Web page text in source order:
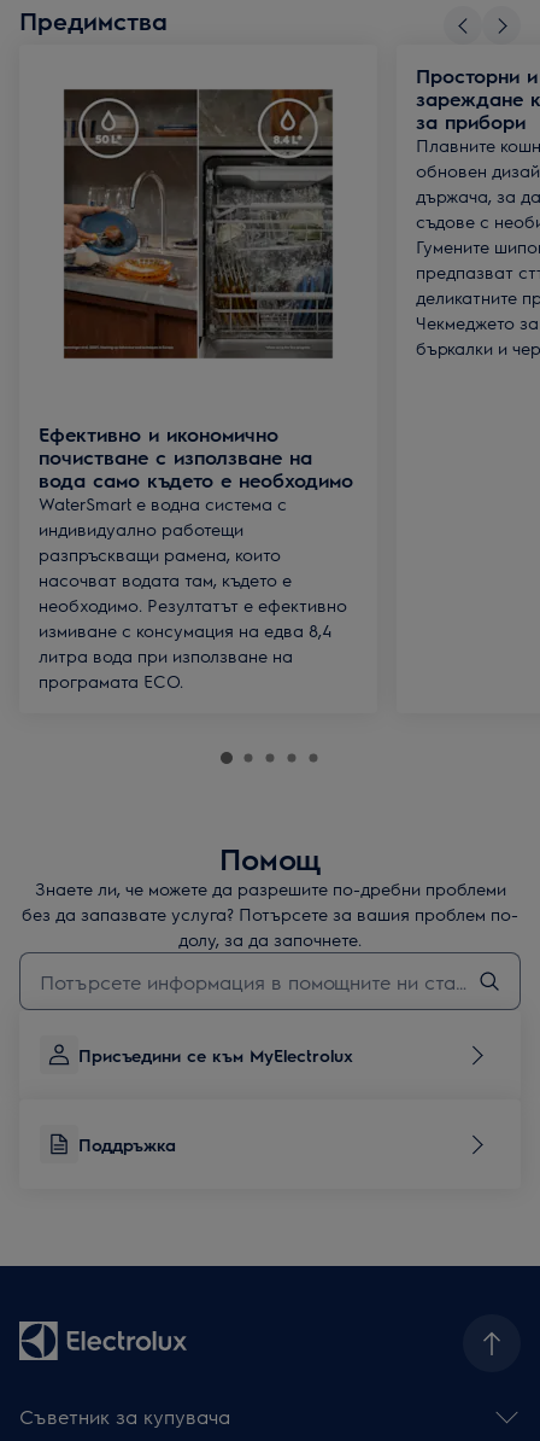
Предимства
Ефективно и икономично
почистване с използване на
вода само където е необходимо
WaterSmart е водна система с
индивидуално работещи
разпръскващи рамена, които
насочват водата там, където е
необходимо. Резултатът е ефективно
измиване с консумация на едва 8,4
литра вода при използване на
програмата ECO.
Просторни
зареждане
за прибори
Плавните
обновен
държача, за
съдове с
Гумените
предпазват
деликатните
Чекмеджето
бъркалки и
Помощ
Знаете ли, че можете да разрешите по-дребни проблеми
без да запазвате услуга? Потърсете за вашия проблем по-
долу, за да започнете.
Въведете текст за да потърсите статии за поддръжка
Присъедини се към MyElectrolux
Поддръжка
Съветник за купувача